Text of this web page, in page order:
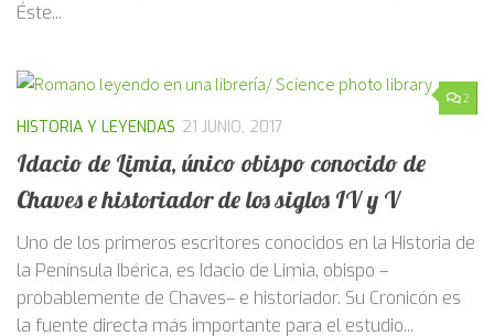
Éste...
2
HISTORIA Y LEYENDAS 21 JUNIO, 2017
Idacio de Limia, único obispo conocido de
Chaves e historiador de los siglos IV y V
Uno de los primeros escritores conocidos en la Historia de
la Península Ibérica, es Idacio de Limia, obispo –
probablemente de Chaves– e historiador. Su Cronicón es
la fuente directa más importante para el estudio...